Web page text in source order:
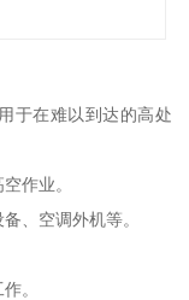
于在难以到达的高处
作业。
、空调外机等。
。